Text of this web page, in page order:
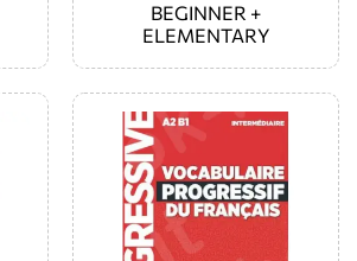
BEGINNER +
ELEMENTARY